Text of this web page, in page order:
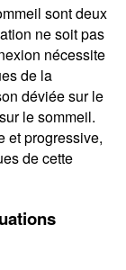
sont deux
ne soit pas
nécessite
de la
déviée sur le
le sommeil.
et progressive,
de cette